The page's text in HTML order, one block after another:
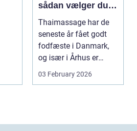
sådan vælger du
den rette
behandling
Thaimassage har de
seneste år fået godt
fodfæste i Danmark,
og især i Århus er
udbuddet vokset
03 February 2026